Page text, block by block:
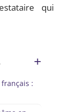
qui
: